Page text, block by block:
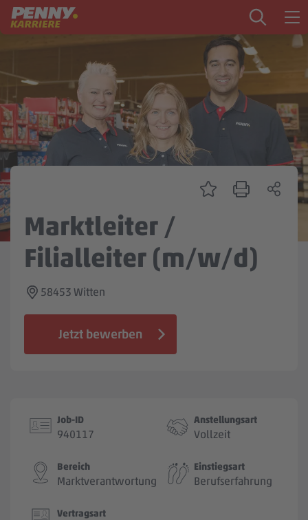
Zum Inhalt springen
Startseite
PENNY als Arbeitgeber
Ausbildung
Markt
Zentrale & Vertrieb
Mein Kandidat:innenprofil
Jobbörse
Marktleiter /
Filialleiter (m/w/d)
58453 Witten
Jetzt bewerben
Job-ID
940117
Anstellungsart
Vollzeit
Bereich
Marktverantwortung
Einstiegsart
Berufserfahrung
Vertragsart